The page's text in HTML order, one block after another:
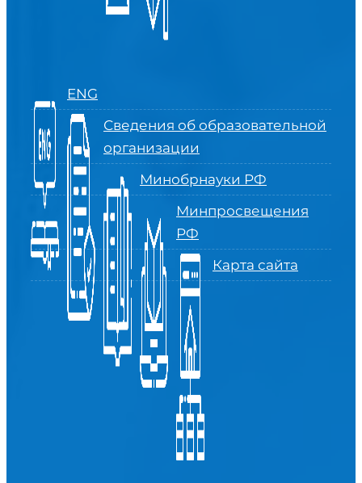
ENG
Сведения об образовательной
организации
Минобрнауки РФ
Минпросвещения
РФ
Карта сайта